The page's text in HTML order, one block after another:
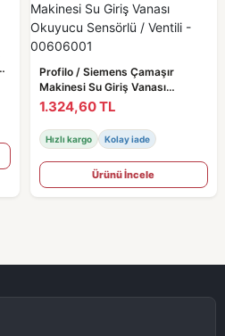
Profilo / Siemens Çamaşır
Makinesi Su Giriş Vanası
Okuyucu Sensörlü / Ventili -
00606001
1.324,60 TL
Hızlı kargo Kolay iade
Ürünü İncele